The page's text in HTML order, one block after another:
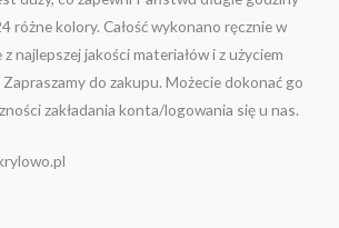
różne kolory. Całość wykonano ręcznie w
najlepszej jakości materiałów i z użyciem
do zakupu. Możecie dokonać go
zakładania konta/logowania się u nas.